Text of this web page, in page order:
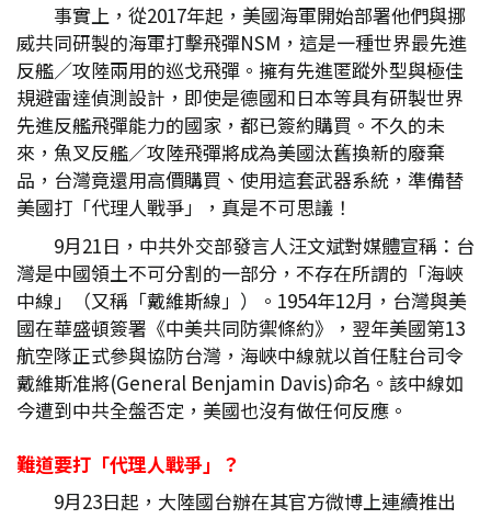
事實上，從2017年起，美國海軍開始部署他們與挪
威共同研製的海軍打擊飛彈NSM，這是一種世界最先進
反艦／攻陸兩用的巡戈飛彈。擁有先進匿蹤外型與極佳
規避雷達偵測設計，即使是德國和日本等具有研製世界
先進反艦飛彈能力的國家，都已簽約購買。不久的未
來，魚叉反艦／攻陸飛彈將成為美國汰舊換新的廢棄
品，台灣竟還用高價購買、使用這套武器系統，準備替
美國打「代理人戰爭」，真是不可思議！
9月21日，中共外交部發言人汪文斌對媒體宣稱：台
灣是中國領土不可分割的一部分，不存在所謂的「海峽
中線」（又稱「戴維斯線」）。1954年12月，台灣與美
國在華盛頓簽署《中美共同防禦條約》，翌年美國第13
航空隊正式參與協防台灣，海峽中線就以首任駐台司令
戴維斯准將(General Benjamin Davis)命名。該中線如
今遭到中共全盤否定，美國也沒有做任何反應。
難道要打「代理人戰爭」？
9月23日起，大陸國台辦在其官方微博上連續推出